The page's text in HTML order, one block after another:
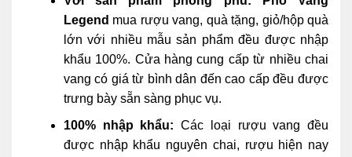
Legend mua rượu vang, quà tặng, giỏ/hộp quà
lớn với nhiều mẫu sản phẩm đều được nhập
khẩu 100%. Cửa hàng cung cấp từ nhiều chai
vang có giá từ bình dân đến cao cấp đều được
trưng bày sẵn sàng phục vụ.
100% nhập khẩu: Các loại rượu vang đều
được nhập khẩu nguyên chai, rượu hiện nay